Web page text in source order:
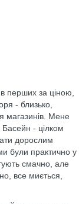
перших за ціною,
- близько,
магазинів. Мене
Басейн - цілком
дорослим
були практично у
смачно, але
все миється,